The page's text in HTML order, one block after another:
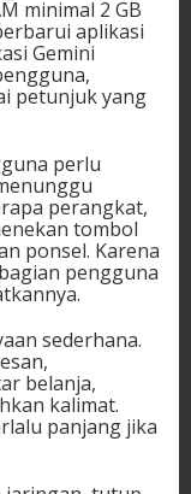
minimal 2 GB
aplikasi
Gemini
petunjuk yang
perlu
perangkat,
tombol
ponsel. Karena
pengguna
sederhana.
belanja,
kalimat.
panjang jika